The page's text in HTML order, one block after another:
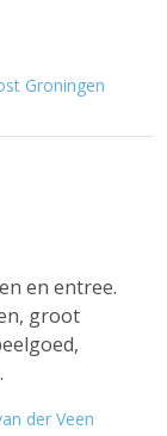
Groningen
en entree.
groot
der Veen